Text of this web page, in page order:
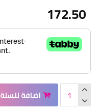
172.50
اضافة للسلة